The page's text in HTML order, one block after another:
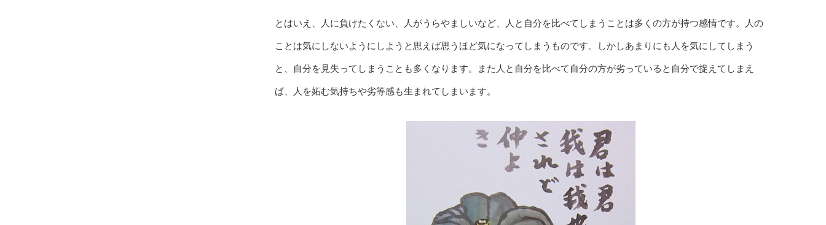
とはいえ、人に負けたくない、人がうらやましいなど、人と自分を比べてしまうことは多くの方が持つ感情です。人の
ことは気にしないようにしようと思えば思うほど気になってしまうものです。しかしあまりにも人を気にしてしまう
と、自分を見失ってしまうことも多くなります。また人と自分を比べて自分の方が劣っていると自分で捉えてしまえ
ば、人を妬む気持ちや劣等感も生まれてしまいます。